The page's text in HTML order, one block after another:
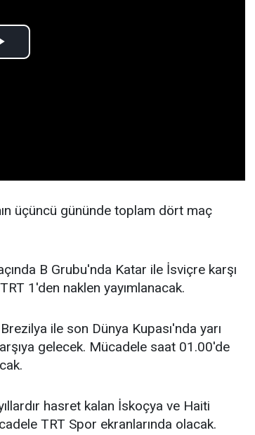
üçüncü gününde toplam dört maç
B Grubu'nda Katar ile İsviçre karşı
1'den naklen yayımlanacak.
ile son Dünya Kupası'nda yarı
gelecek. Mücadele saat 01.00'de
hasret kalan İskoçya ve Haiti
TRT Spor ekranlarında olacak.